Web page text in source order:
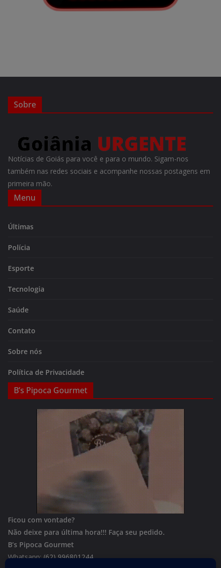
Sobre
Notícias de Goiás para você e para o mundo. Sigam-nos
também nas redes sociais e acompanhe nossas postagens em
primeira mão.
Menu
Últimas
Polícia
Esporte
Tecnologia
Saúde
Contato
Sobre nós
Política de Privacidade
B’s Pipoca Gourmet
Ficou com vontade?
Não deixe para última hora!!! Faça seu pedido.
B’s Pipoca Gourmet
Whatsapp:(62) 996801244